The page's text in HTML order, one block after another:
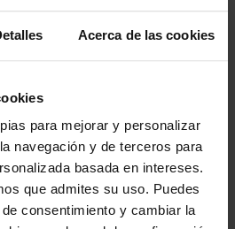
Acerca de las cookies
para mejorar y personalizar
navegación y de terceros para
basada en intereses.
que admites su uso. Puedes
consentimiento y cambiar la